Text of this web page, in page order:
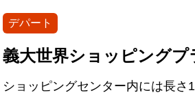
デパート
義大世界ショッピングプ
ショッピングセンター内には長